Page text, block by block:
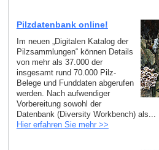
Pilzdatenbank online!
Im neuen „Digitalen Katalog der
Pilzsammlungen“ können Details
von mehr als 37.000 der
insgesamt rund 70.000 Pilz-
Belege und Funddaten abgerufen
werden. Nach aufwendiger
Vorbereitung sowohl der
Datenbank (Diversity Workbench) als...
Hier erfahren Sie mehr >>